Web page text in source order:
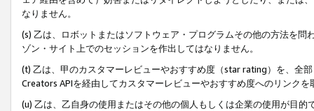
なりません。
(s) 乙は、ロボットまたはソフトウェア・プログラムその他の方法を
ゾン・サイト上でのセッションを作出してはなりません。
(t) 乙は、甲のカスタマーレビューやおすすめ度（star rating）を、全
Creators APIを経由してカスタマーレビューやおすすめ度へのリンクを
(u) 乙は、乙自身の使用またはその他の個人もしくは企業の使用が目